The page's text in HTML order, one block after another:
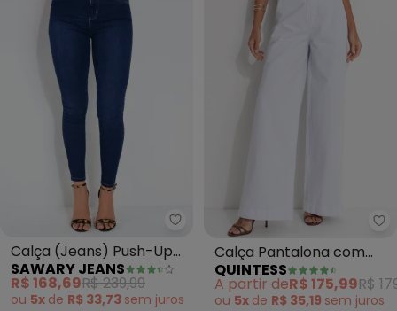
Sawary Jeans - Calça (Jeans)
Calça (Jeans) Push-Up
com Bolsos Sawary
SAWARY JEANS
R$ 168,69R$ 239,99
ou 5x de R$ 33,73 sem juros
Calça Pantalona com
Bolsos (Jeans Branca)
QUINTESS
A partir deR$ 175,99R$
ou 5x de R$ 35,19 sem juros